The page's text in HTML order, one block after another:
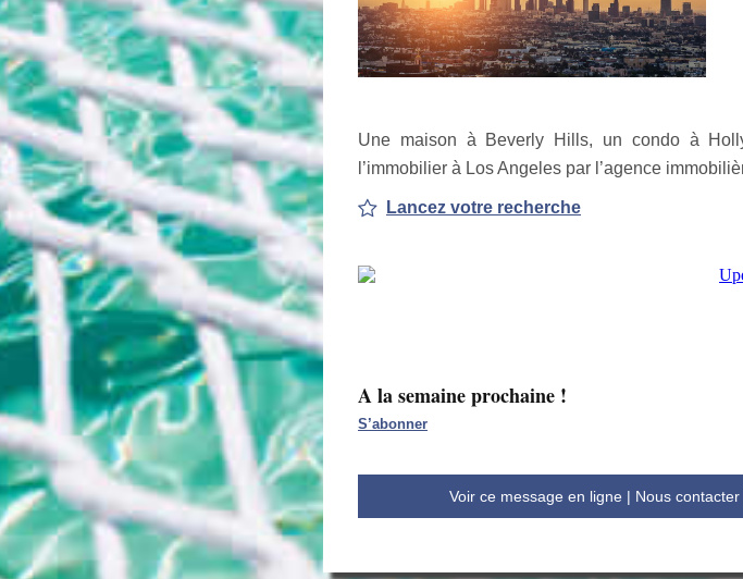
Une maison à Beverly Hills, un condo à
l’immobilier à Los Angeles par l’agence
Lancez votre recherche
A la semaine prochaine !
S’abonner
Voir ce message en ligne | Nous contacter